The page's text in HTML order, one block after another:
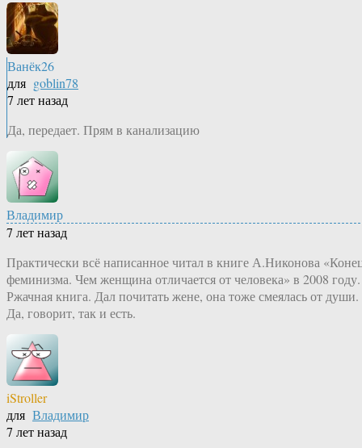
Ванёк26
для goblin78
7 лет назад
Да, передает. Прям в канализацию
Владимир
7 лет назад
Практически всё написанное читал в книге А.Никонова
феминизма. Чем женщина отличается от человека» в 2008 году.
Ржачная книга. Дал почитать жене, она тоже смеялась от души.
Да, говорит, так и есть.
iStroller
для Владимир
7 лет назад